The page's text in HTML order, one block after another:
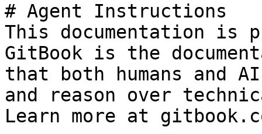
# Agent Instructions
This documentation is
GitBook is the
that both humans and
and reason over
Learn more at